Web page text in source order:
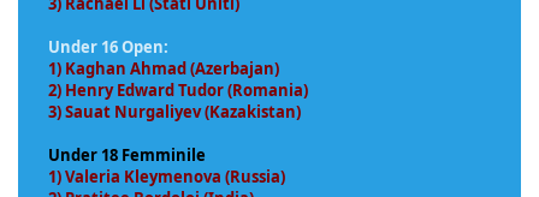
Under 16 Open:
1) Kaghan Ahmad (Azerbajan)
2) Henry Edward Tudor (Romania)
3) Sauat Nurgaliyev (Kazakistan)
Under 18 Femminile
1) Valeria Kleymenova (Russia)